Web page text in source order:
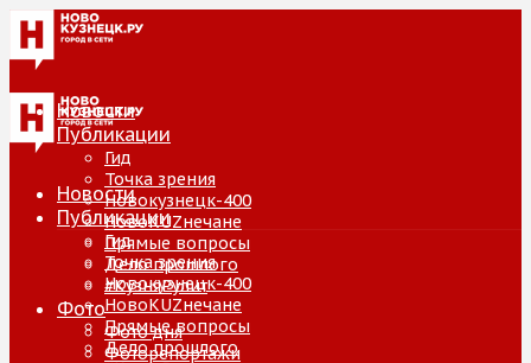
Новости
Публикации
Гид
Точка зрения
Новокузнецк-400
НовоKUZнечане
Прямые вопросы
Дело прошлого
#КузняРулит
Фото
Фото дня
Фоторепортажи
Новости
Публикации
Гид
Точка зрения
Новокузнецк-400
НовоKUZнечане
Прямые вопросы
Дело прошлого